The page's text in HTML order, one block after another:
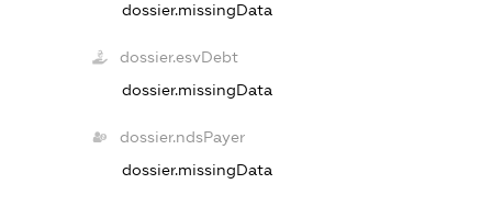
dossier.missingData
dossier.esvDebt
dossier.missingData
dossier.ndsPayer
dossier.missingData